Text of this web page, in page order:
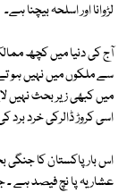
لڑوانا اور اسلحہ بیچنا ہے۔
آج کی دنیا میں کچھ
سے ملکوں میں نہیں ہو
میں کبھی زیر بحث نہیں
اسی کروڑ ڈالرکی خرد
عشاریہ پا نچ فیصد ہے ۔